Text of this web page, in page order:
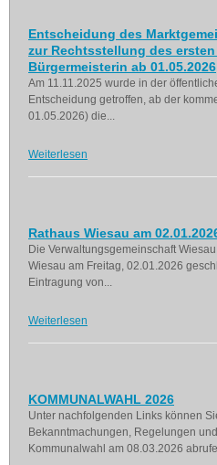
Entscheidung des
zur Rechtsstellung des
Bürgermeisterin ab 01.05.2026
Am 11.11.2025 wurde in der
Entscheidung getroffen, ab der
01.05.2026) die...
Weiterlesen
Rathaus Wiesau am
Die Verwaltungsgemeinschaft
Wiesau am Freitag, 02.01.2026
Eintragung von...
Weiterlesen
KOMMUNALWAHL 2026
Unter nachfolgenden Links können
Bekanntmachungen, Regelungen
Kommunalwahl am 08.03.2026